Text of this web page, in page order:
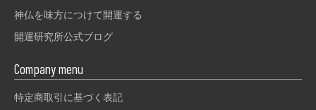
神仏を味方につけて開運する
開運研究所公式ブログ
Company menu
特定商取引に基づく表記